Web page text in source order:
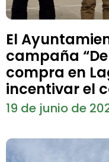
El
campaña
compra en
incentivar el
19 de junio de